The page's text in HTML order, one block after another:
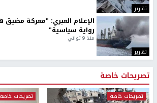
تقارير
تقارير
الإعلام العبري: "معركة
رواية سياسية"
منذ 9 ثواني
تصريحات خاصة
تصريحات خاصة تصريحات خاصة